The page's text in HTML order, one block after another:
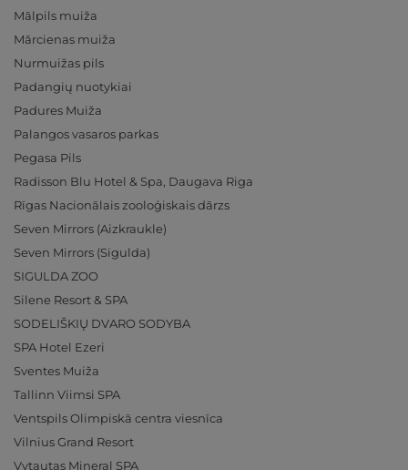
Mālpils muiža
Mārcienas muiža
Nurmuižas pils
Padangių nuotykiai
Padures Muiža
Palangos vasaros parkas
Pegasa Pils
Radisson Blu Hotel & Spa, Daugava Riga
Rīgas Nacionālais zooloģiskais dārzs
Seven Mirrors (Aizkraukle)
Seven Mirrors (Sigulda)
SIGULDA ZOO
Silene Resort & SPA
SODELIŠKIŲ DVARO SODYBA
SPA Hotel Ezeri
Sventes Muiža
Tallinn Viimsi SPA
Ventspils Olimpiskā centra viesnīca
Vilnius Grand Resort
Vytautas Mineral SPA